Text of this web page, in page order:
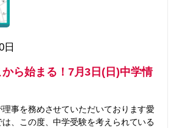
日
ら始まる！7月3日(日)中学情
事を務めさせていただいております愛
、この度、中学受験を考えられている